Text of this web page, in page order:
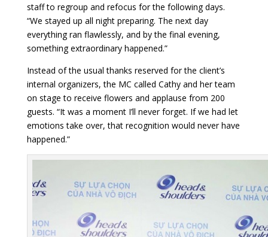
staff to regroup and refocus for the following days.
“We stayed up all night preparing. The next day
everything ran flawlessly, and by the final evening,
something extraordinary happened.”
Instead of the usual thanks reserved for the client’s
internal organizers, the MC called Cathy and her team
on stage to receive flowers and applause from 200
guests. “It was a moment I’ll never forget. If we had let
emotions take over, that recognition would never have
happened.”